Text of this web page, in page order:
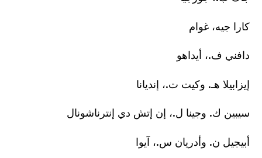
كارا جيه، غوام
دافني ف.، أيداهو
إيزابيلا هـ. وكيت ت.، إنديانا
سيبين ك. وجينا ل.، إن إتش دي إنترناشونال
أبيجيل ن. وأدريان س.، آيوا